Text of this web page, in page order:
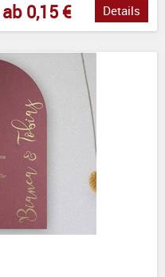
ab 0,15 € Details